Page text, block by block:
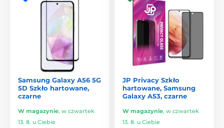
Samsung Galaxy A56 5G
5D Szkło hartowane,
czarne
W magazynie, w czwartek
13. 8. u Ciebie
JP Privacy Szkło
hartowane, Samsung
Galaxy A53, czarne
W magazynie, w czwartek
13. 8. u Ciebie